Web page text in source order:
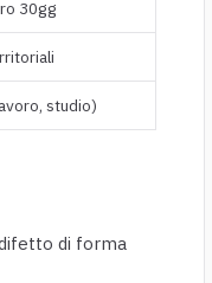
30gg
studio)
di forma